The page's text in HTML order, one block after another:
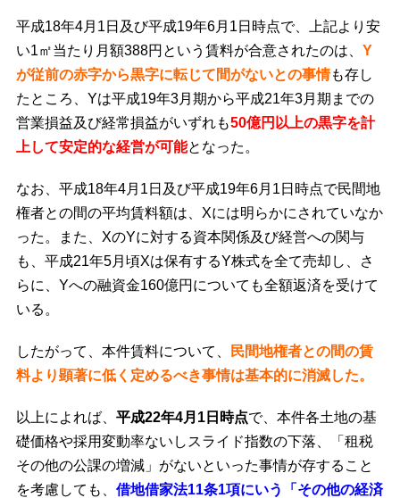
平成18年4月1日及び平成19年6月1日時点で、上記より安
い1㎡当たり月額388円という賃料が合意されたのは、Y
が従前の赤字から黒字に転じて間がないとの事情も存し
たところ、Yは平成19年3月期から平成21年3月期までの
営業損益及び経常損益がいずれも50億円以上の黒字を計
上して安定的な経営が可能となった。
なお、平成18年4月1日及び平成19年6月1日時点で民間地
権者との間の平均賃料額は、Xには明らかにされていなか
った。また、XのYに対する資本関係及び経営への関与
も、平成21年5月頃Xは保有するY株式を全て売却し、さ
らに、Yへの融資金160億円についても全額返済を受けて
いる。
したがって、本件賃料について、
民間地権者との間の賃
料より顕著に低く定めるべき事情は基本的に消滅した。
以上によれば、平成22年4月1日時点で、本件各土地の基
礎価格や採用変動率ないしスライド指数の下落、「租税
その他の公課の増減」がないといった事情が存すること
を考慮しても、借地借家法11条1項にいう「その他の経済